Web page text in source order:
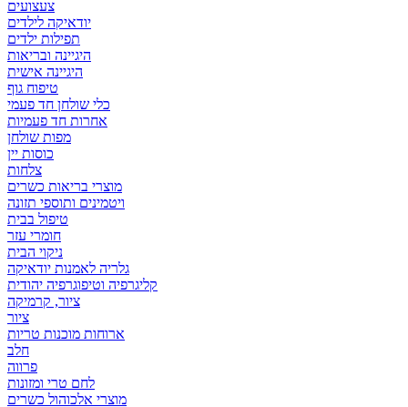
צעצועים
יודאיקה לילדים
תפילות ילדים
היגיינה ובריאות
היגיינה אישית
טיפוח גוף
כלי שולחן חד פעמי
אחרות חד פעמיות
מפות שולחן
כוסות יין
צלחות
מוצרי בריאות כשרים
ויטמינים ותוספי תזונה
טיפול בבית
חומרי עזר
ניקוי הבית
גלריה לאמנות יודאיקה
קליגרפיה וטיפוגרפיה יהודית
ציור, קרמיקה
ציור
ארוחות מוכנות טריות
חלב
פרווה
לחם טרי ומזונות
מוצרי אלכוהול כשרים